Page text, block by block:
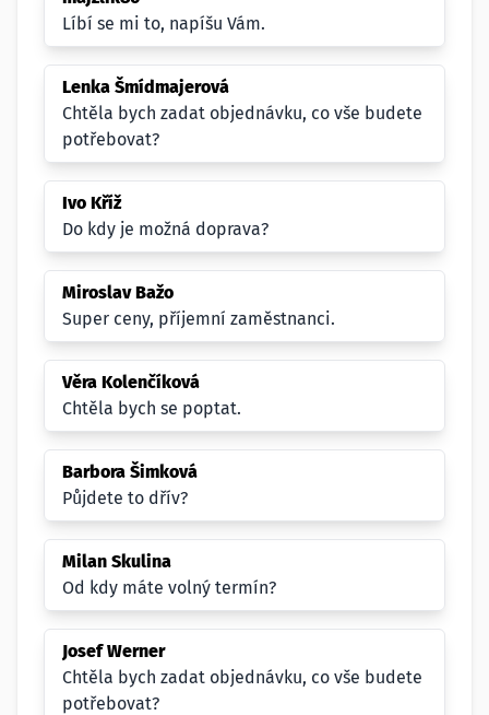
Líbí se mi to, napíšu Vám.
Lenka Šmídmajerová
Chtěla bych zadat objednávku, co vše budete
potřebovat?
Ivo Kříž
Do kdy je možná doprava?
Miroslav Bažo
Super ceny, příjemní zaměstnanci.
Věra Kolenčíková
Chtěla bych se poptat.
Barbora Šimková
Půjdete to dřív?
Milan Skulina
Od kdy máte volný termín?
Josef Werner
Chtěla bych zadat objednávku, co vše budete
potřebovat?